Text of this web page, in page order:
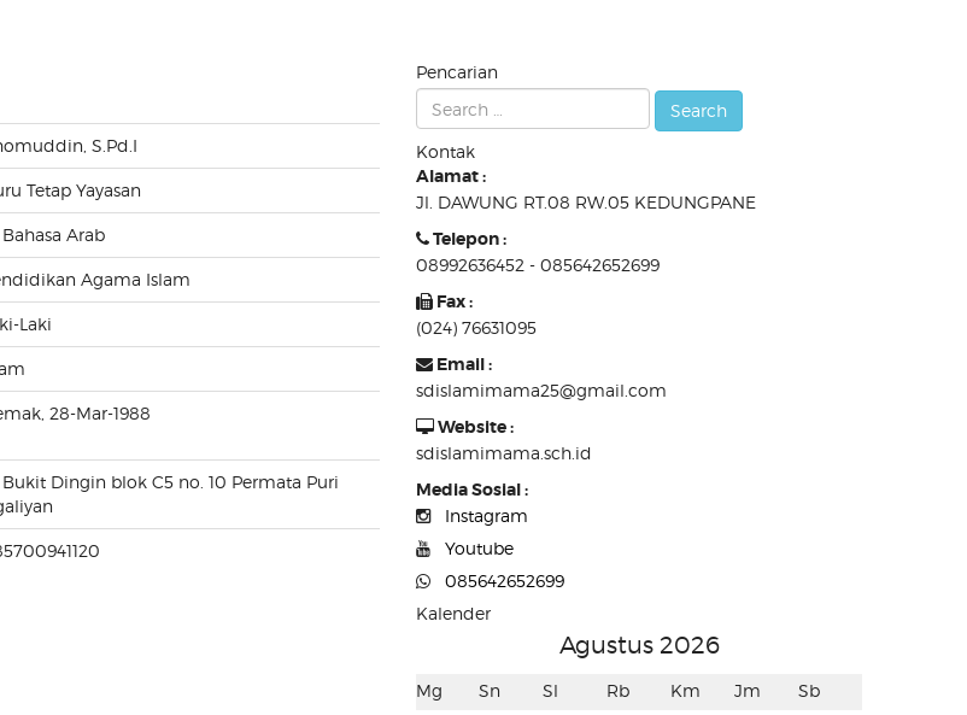
S.Pd.I
Tetap Yayasan
Bahasa Arab
Agama Islam
Laki
28-Mar-1988
Bukit Dingin blok C5 no. 10 Permata Puri
Pencarian
Kontak
Alamat :
Jl. DAWUNG RT.08 RW.05 KEDUNGPANE
Telepon :
08992636452 - 085642652699
Fax :
(024) 76631095
Email :
sdislamimama25@gmail.com
Website :
sdislamimama.sch.id
Media Sosial :
Instagram
Youtube
085642652699
Kalender
Agustus 2026
Mg Sn Sl Rb Km Jm
Sb